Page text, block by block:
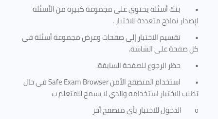
• بنك أسئلة يحتوي على مجموعة كبيرة من الأسئلة
لإصدار نماذج متعددة للاختبار.
• تقسيم الاختبار إلى صفحات وعرض مجموعة أسئلة في
كل صفحة على الشاشة.
• حظر الرجوع للصفحة السابقة.
• استخدام المتصفح الأمنSafe Exam Browserفي حال
تطلب الاختبار استخدامه والذي لا يسمح للمتعلم ب
o
الدخول للاختبار بأي متصفح أخر